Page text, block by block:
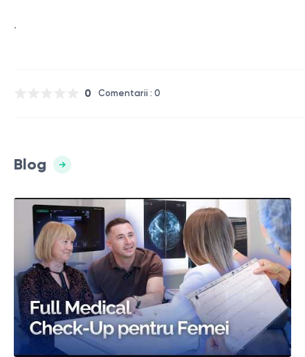
.
0 Comentarii : 0
Blog